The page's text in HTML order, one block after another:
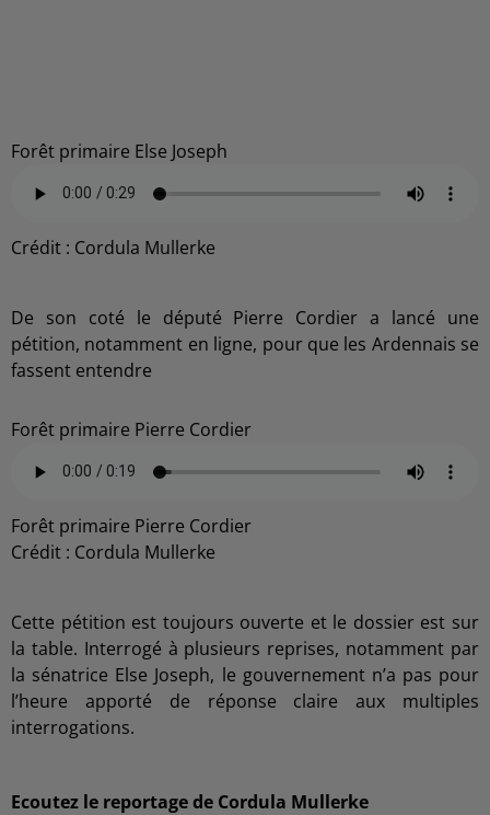
Forêt primaire Else Joseph
Crédit : Cordula Mullerke
De son coté le député Pierre Cordier a lancé une
pétition, notamment en ligne, pour que les Ardennais se
fassent entendre
Forêt primaire Pierre Cordier
Forêt primaire Pierre Cordier
Crédit : Cordula Mullerke
Cette pétition est toujours ouverte et le dossier est sur
la table. Interrogé à plusieurs reprises, notamment par
la sénatrice Else Joseph, le gouvernement n’a pas pour
l’heure apporté de réponse claire aux multiples
interrogations.
Ecoutez le reportage de Cordula Mullerke